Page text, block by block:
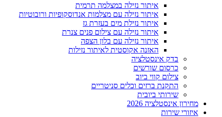
איתור נזילה במצלמה תרמית
איתור נזילה עם מצלמות אנדוסקופיות ורובוטיות
איתור נזילת מים בעזרת גז
איתור נזילה עם צילום פנים צנרת
איתור נזילה עם בלון הצפה
האזנה אקוסטית לאיתור נזילות
בדק אינסטלציה
כרסום שורשים
צילום קווי ביוב
התקנת ברזים וכלים סניטריים
שירותי ביובית
מחירון אינסטלציה 2026
איזורי שירות